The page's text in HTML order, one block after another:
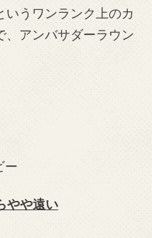
いうワンランク上のカ
、アンバサダーラウン
やや遠い